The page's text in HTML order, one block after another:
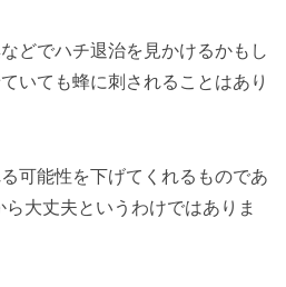
どでハチ退治を見かけるかもし
いても蜂に刺されることはあり
可能性を下げてくれるものであ
大丈夫というわけではありま